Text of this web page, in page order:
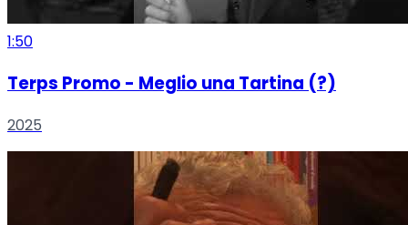
1:50
Terps Promo - Meglio una Tartina (?)
2025